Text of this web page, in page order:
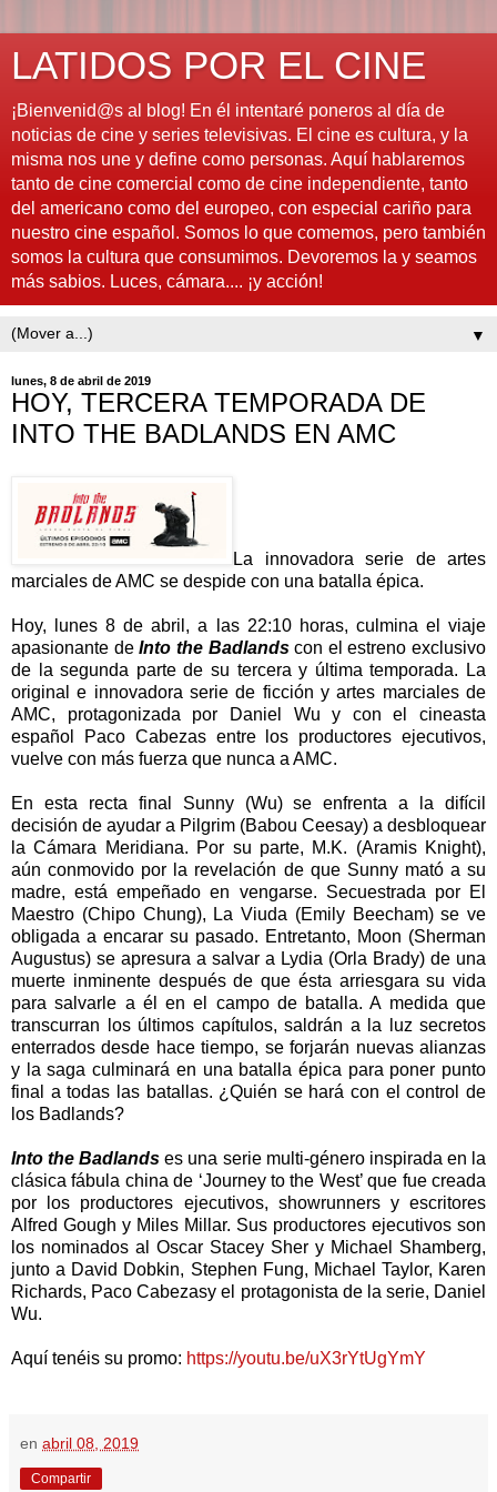
LATIDOS POR EL CINE
¡Bienvenid@s al blog! En él intentaré poneros al día de
noticias de cine y series televisivas. El cine es cultura, y la
misma nos une y define como personas. Aquí hablaremos
tanto de cine comercial como de cine independiente, tanto
del americano como del europeo, con especial cariño para
nuestro cine español. Somos lo que comemos, pero también
somos la cultura que consumimos. Devoremos la y seamos
más sabios. Luces, cámara.... ¡y acción!
▼
lunes, 8 de abril de 2019
HOY, TERCERA TEMPORADA DE
INTO THE BADLANDS EN AMC
La innovadora serie de artes
marciales de AMC se despide con una batalla épica.
Hoy, lunes 8 de abril, a las 22:10 horas, culmina el viaje
apasionante deInto the Badlandscon el estreno exclusivo
de la segunda parte de su tercera y última temporada. La
original e innovadora serie de ficción y artes marciales de
AMC, protagonizada por Daniel Wu y con el cineasta
español Paco Cabezas entre los productores ejecutivos,
vuelve con más fuerza que nunca a AMC.
En esta recta final Sunny (Wu) se enfrenta a la difícil
decisión de ayudar a Pilgrim (Babou Ceesay) a desbloquear
la Cámara Meridiana. Por su parte, M.K. (Aramis Knight),
aún conmovido por la revelación de que Sunny mató a su
madre, está empeñado en vengarse. Secuestrada por El
Maestro (Chipo Chung), La Viuda (Emily Beecham) se ve
obligada a encarar su pasado. Entretanto, Moon (Sherman
Augustus) se apresura a salvar a Lydia (Orla Brady) de una
muerte inminente después de que ésta arriesgara su vida
para salvarle a él en el campo de batalla. A medida que
transcurran los últimos capítulos, saldrán a la luz secretos
enterrados desde hace tiempo, se forjarán nuevas alianzas
y la saga culminará en una batalla épica para poner punto
final a todas las batallas. ¿Quién se hará con el control de
los Badlands?
Into the Badlands es una serie multi-género inspirada en la
clásica fábula china de ‘Journey to the West’ que fue creada
por los productores ejecutivos, showrunners y escritores
Alfred Gough y Miles Millar. Sus productores ejecutivos son
los nominados al Oscar Stacey Sher y Michael Shamberg,
junto a David Dobkin, Stephen Fung, Michael Taylor, Karen
Richards, Paco Cabezasy el protagonista de la serie, Daniel
Wu.
Aquí tenéis su promo: https://youtu.be/uX3rYtUgYmY
en abril 08, 2019
Compartir